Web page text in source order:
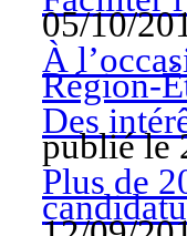
05/10/
À
Région-
Des
publié le
Plus de